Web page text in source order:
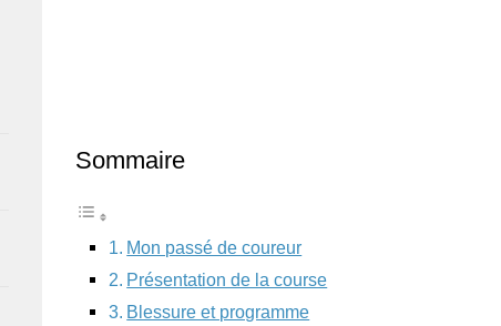
Sommaire
Mon passé de coureur
Présentation de la course
Blessure et programme